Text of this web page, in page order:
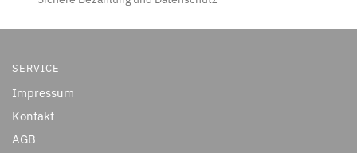
SERVICE
Impressum
Kontakt
AGB